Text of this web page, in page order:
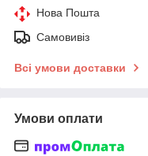
Нова Пошта
Самовивіз
Всі умови доставки
Умови оплати